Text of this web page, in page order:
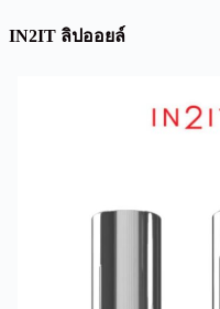
IN2IT ลิปออยล์